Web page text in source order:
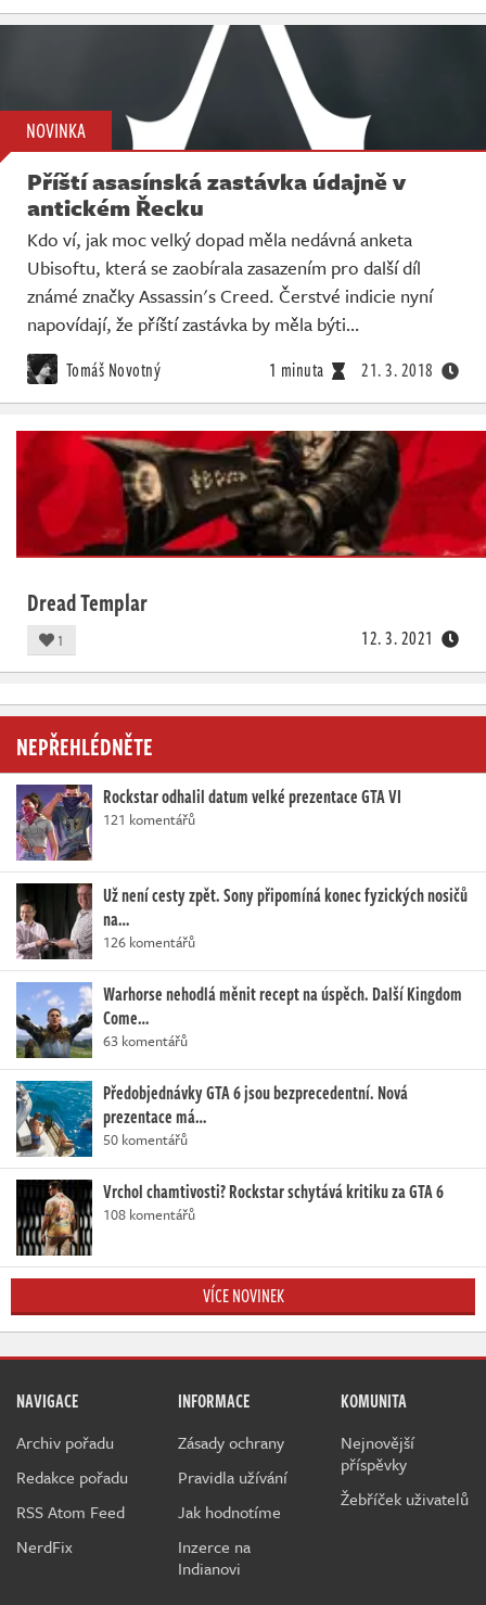
NOVINKA
Příští asasínská zastávka údajně v
antickém Řecku
Kdo ví, jak moc velký dopad měla nedávná anketa
Ubisoftu, která se zaobírala zasazením pro další díl
známé značky Assassin's Creed. Čerstvé indicie nyní
napovídají, že příští zastávka by měla býti…
Tomáš Novotný 1 minuta 21. 3. 2018
Dread Templar
1 12. 3. 2021
NEPŘEHLÉDNĚTE
Rockstar odhalil datum velké prezentace GTA VI
121 komentářů
Už není cesty zpět. Sony připomíná konec fyzických nosičů
na…
126 komentářů
Warhorse nehodlá měnit recept na úspěch. Další Kingdom
Come…
63 komentářů
Předobjednávky GTA 6 jsou bezprecedentní. Nová
prezentace má…
50 komentářů
Vrchol chamtivosti? Rockstar schytává kritiku za GTA 6
108 komentářů
VÍCE NOVINEK
NAVIGACE
Archiv pořadu
Redakce pořadu
RSS Atom Feed
NerdFix
INFORMACE
Zásady ochrany
Pravidla užívání
Jak hodnotíme
Inzerce na
Indianovi
KOMUNITA
Nejnovější
příspěvky
Žebříček uživatelů